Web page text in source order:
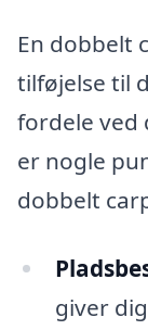
En dobbelt
tilføjelse til
fordele ved
er nogle
dobbelt
giver